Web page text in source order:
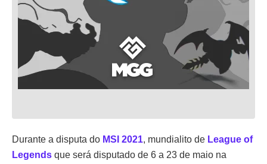
Durante a disputa do MSI 2021, mundialito de League of
Legends que será disputado de 6 a 23 de maio na